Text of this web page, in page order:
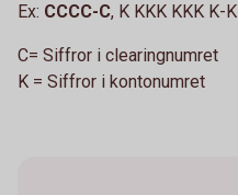
Ex: CCCC-C, K KKK KKK K-K
C= Siffror i clearingnumret
K = Siffror i kontonumret